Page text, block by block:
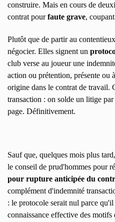
construire. Mais en cours de
contrat pourfaute grave,
Plutôt que de partir au
négocier. Elles signent un
club verse au joueur une
action ou prétention, présente ou
origine dans le contrat de travail.
transaction : on solde un litige
page. Définitivement.
Sauf que, quelques mois plus
le conseil de prud'hommes pour
pour rupture anticipée du
complément d'indemnité
: le protocole serait nul parce
connaissance effective des